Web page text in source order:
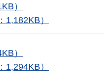
）
1,182KB）
）
1,294KB）